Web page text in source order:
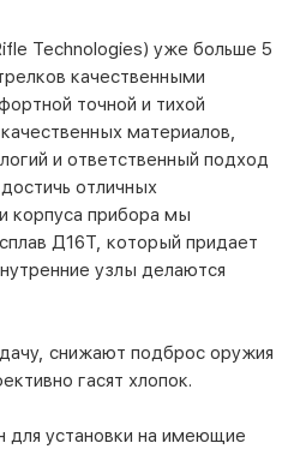
Technologies) уже больше 5
качественными
точной и тихой
материалов,
и ответственный подход
отличных
корпуса прибора мы
Д16Т, который придает
узлы делаются
снижают подброс оружия
гасят хлопок.
установки на имеющие